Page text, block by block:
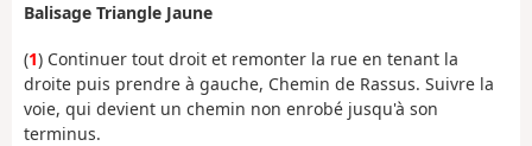
Balisage Triangle Jaune
(1) Continuer tout droit et remonter la rue en tenant la
droite puis prendre à gauche, Chemin de Rassus. Suivre la
voie, qui devient un chemin non enrobé jusqu'à son
terminus.